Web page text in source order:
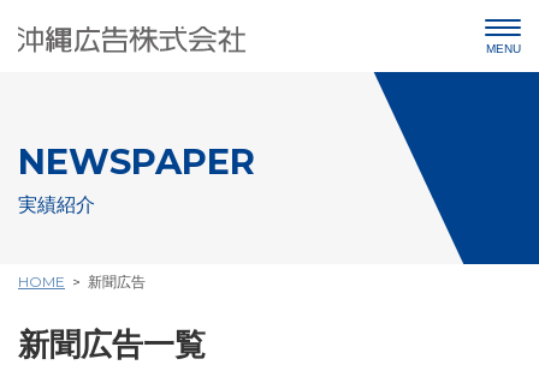
NEWSPAPER
実績紹介
HOME 新聞広告
新聞広告一覧